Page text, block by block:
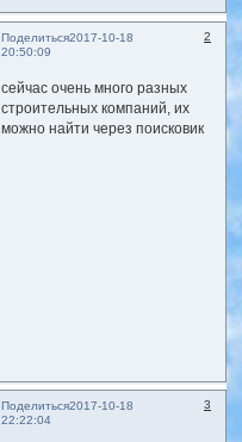
Поделиться 2
2017-10-18
20:50:09
сейчас очень много разных
строительных компаний, их
можно найти через поисковик
Поделиться 3
2017-10-18
22:22:04